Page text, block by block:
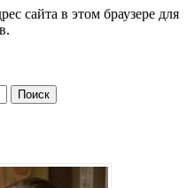
сайта в этом браузере для